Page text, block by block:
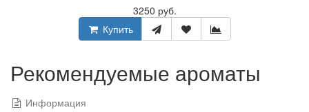
3250 руб.
Купить
Рекомендуемые ароматы
Информация